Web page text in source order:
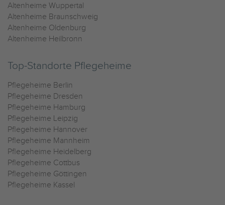
Altenheime Wuppertal
Altenheime Braunschweig
Altenheime Oldenburg
Altenheime Heilbronn
Top-Standorte Pflegeheime
Pflegeheime Berlin
Pflegeheime Dresden
Pflegeheime Hamburg
Pflegeheime Leipzig
Pflegeheime Hannover
Pflegeheime Mannheim
Pflegeheime Heidelberg
Pflegeheime Cottbus
Pflegeheime Göttingen
Pflegeheime Kassel